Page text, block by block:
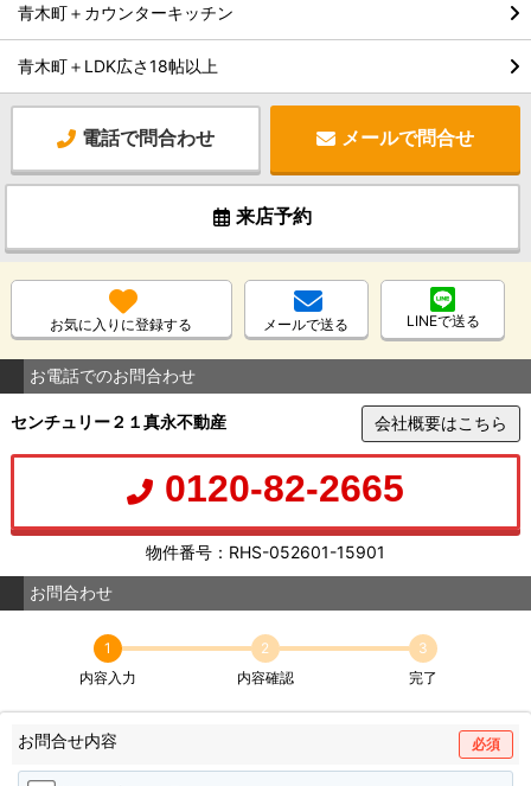
青木町＋カウンターキッチン
青木町＋LDK広さ18帖以上
電話で問合わせ メールで問合せ
来店予約
お気に入りに登録する メールで送る LINEで送る
お電話でのお問合わせ
センチュリー２１真永不動産 会社概要はこちら
0120-82-2665
物件番号：RHS-052601-15901
お問合わせ
1
内容入力
2
内容確認
3
完了
お問合せ内容 必須